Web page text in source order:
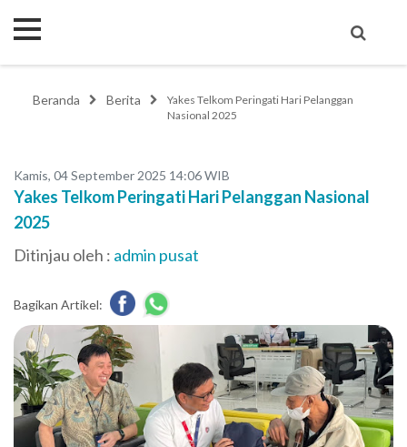
Beranda Berita
Yakes Telkom Peringati Hari Pelanggan
Nasional 2025
Kamis, 04 September 2025 14:06 WIB
Yakes Telkom Peringati Hari Pelanggan Nasional
2025
Ditinjau oleh : admin pusat
Bagikan Artikel: